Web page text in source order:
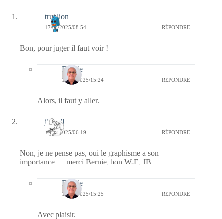
trublion
17/05/2025/08:54 RÉPONDRE
Bon, pour juger il faut voir !
Bernie
18/05/2025/15:24 RÉPONDRE
Alors, il faut y aller.
jill bill
17/05/2025/06:19 RÉPONDRE
Non, je ne pense pas, oui le graphisme a son
importance…. merci Bernie, bon W-E, JB
Bernie
18/05/2025/15:25 RÉPONDRE
Avec plaisir.